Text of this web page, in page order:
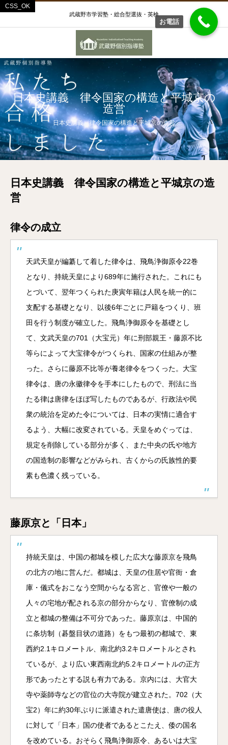
武蔵野市学習塾・総合型選抜・英検
日本史講義 律令国家の構造と平城京の
造営
日本史講義 律令国家の構造と平城京の造営
日本史講義 律令国家の構造と平城京の造
営
律令の成立
天武天皇が編纂して着した律令は、飛鳥浄御原令22巻
となり、持統天皇により689年に施行された。これにも
とづいて、翌年つくられた庚寅年籍は人民を統一的に
支配する基礎となり、以後6年ごとに戸籍をつくり、班
田を行う制度が確立した。飛鳥浄御原令を基礎とし
て、文武天皇の701（大宝元）年に刑部親王・藤原不比
等らによって大宝律令がつくられ、国家の仕組みが整
った。さらに藤原不比等が養老律令をつくった。大宝
律令は、唐の永徽律令を手本にしたもので、刑法に当
たる律は唐律をほぼ写したものであるが、行政法や民
衆の統治を定めた令については、日本の実情に適合す
るよう、大幅に改変されている。天皇をめぐっては、
規定を削除している部分が多く、また中央の氏や地方
の国造制の影響などがみられ、古くからの氏族性的要
素も色濃く残っている。
藤原京と「日本」
持統天皇は、中国の都城を模した広大な藤原京を飛鳥
の北方の地に営んだ。都城は、天皇の住居や官衙・倉
庫・儀式をおこなう空間からなる宮と、官僚や一般の
人々の宅地が配される京の部分からなり、官僚制の成
立と都城の整備は不可分であった。藤原京は、中国的
に条坊制（碁盤目状の道路）をもつ最初の都城で、東
西約2.1キロメートル、南北約3.2キロメートルとされ
ているが、より広い東西南北約5.2キロメートルの正方
形であったとする説も有力である。京内には、大官大
寺や薬師寺などの官位の大寺院が建立された。702（大
宝2）年に約30年ぶりに派遣された遣唐使は、唐の役人
に対して「日本」国の使者であるとこたえ、倭の国名
を改めている。おそらく飛鳥浄御原令、あるいは大宝
お電話